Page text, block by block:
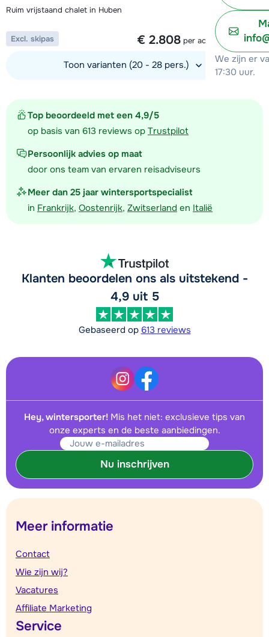
We zijn er
17:30 uur.
Top beoordeeld met een 4,9/5
op basis van 613 reviews op Trustpilot
Persoonlijk advies op maat
door ons team van ervaren reisadviseurs
Meer dan 25 jaar wintersportspecialist
in Frankrijk, Oostenrijk, Zwitserland en Italië
Ruim vrijstaand chalet in Huben
1 week vanaf
€ 2.808 per accommodatie
Excl. skipas
Toon varianten (20 - 28 pers.)
Klanten beoordelen ons als uitstekend -
4,9 uit 5
Gebaseerd op 613 reviews
Hey, wintersporter! Mis het niet: exclusieve tips van
onze experts en de beste aanbiedingen.
Nu inschrijven
Meer informatie
Contact
Wie zijn wij?
Vacatures
Affiliate Marketing
Service